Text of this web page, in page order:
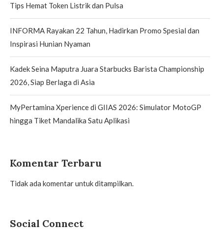
Tips Hemat Token Listrik dan Pulsa
INFORMA Rayakan 22 Tahun, Hadirkan Promo Spesial dan
Inspirasi Hunian Nyaman
Kadek Seina Maputra Juara Starbucks Barista Championship
2026, Siap Berlaga di Asia
MyPertamina Xperience di GIIAS 2026: Simulator MotoGP
hingga Tiket Mandalika Satu Aplikasi
Komentar Terbaru
Tidak ada komentar untuk ditampilkan.
Social Connect